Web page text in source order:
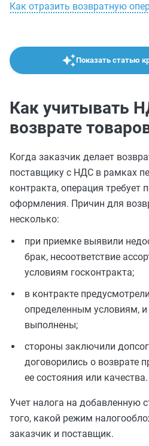
Как отразить возвратную
Показать статью
Как учитывать
возврате
Когда заказчик делает
поставщику с НДС в рамках
контракта, операция требует
оформления. Причин для
несколько:
при приемке выявили
брак, несоответствие
условиям госконтракта;
в контракте
определенным условиям, и
выполнены;
стороны заключили
договорились о возврате
ее состояния или качества.
Учет налога на добавленную
того, какой режим
заказчик и поставщик.